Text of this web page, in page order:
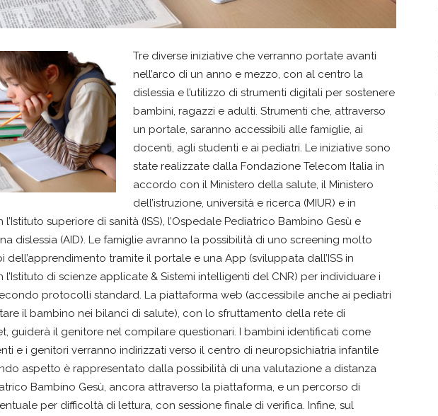
Tre diverse iniziative che verranno portate avanti
nell’arco di un anno e mezzo, con al centro la
dislessia e l’utilizzo di strumenti digitali per sostenere
bambini, ragazzi e adulti. Strumenti che, attraverso
un portale, saranno accessibili alle famiglie, ai
docenti, agli studenti e ai pediatri. Le iniziative sono
state realizzate dalla Fondazione Telecom Italia in
accordo con il Ministero della salute, il Ministero
dell’istruzione, università e ricerca (MIUR) e in
superiore di sanità (ISS), l’Ospedale Pediatrico Bambino Gesù e
dislessia (AID). Le famiglie avranno la possibilità di uno screening molto
tramite il portale e una App (sviluppata dall’ISS in
di scienze applicate & Sistemi intelligenti del CNR) per individuare i
protocolli standard. La piattaforma web (accessibile anche ai pediatri
il bambino nei bilanci di salute), con lo sfruttamento della rete di
guiderà il genitore nel compilare questionari. I bambini identificati come
e i genitori verranno indirizzati verso il centro di neuropsichiatria infantile
aspetto è rappresentato dalla possibilità di una valutazione a distanza
Bambino Gesù, ancora attraverso la piattaforma, e un percorso di
per difficoltà di lettura, con sessione finale di verifica. Infine, sul